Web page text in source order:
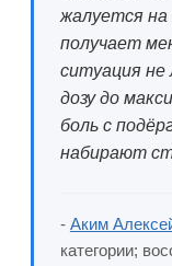
жалуется
получает
ситуация не
дозу до
боль с
набирают
- Аким
категории;